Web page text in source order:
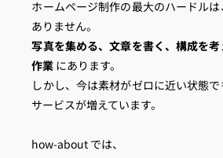
ホームページ制作の最大のハードル
ありません。
写真を集める、文章を書く、構成を
作業 にあります。
しかし、今は素材がゼロに近い状態
サービスが増えています。
how-about では、